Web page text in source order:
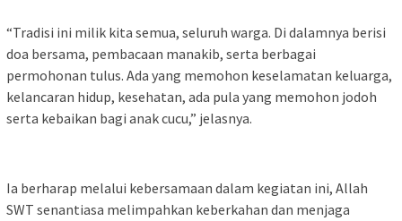
‎“Tradisi ini milik kita semua, seluruh warga. Di dalamnya berisi
doa bersama, pembacaan manakib, serta berbagai
permohonan tulus. Ada yang memohon keselamatan keluarga,
kelancaran hidup, kesehatan, ada pula yang memohon jodoh
serta kebaikan bagi anak cucu,” jelasnya.
‎Ia berharap melalui kebersamaan dalam kegiatan ini, Allah
SWT senantiasa melimpahkan keberkahan dan menjaga